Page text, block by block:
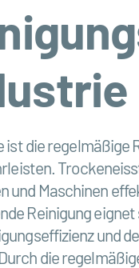
die regelmäßige
Maschinen
Reinigung
und
die